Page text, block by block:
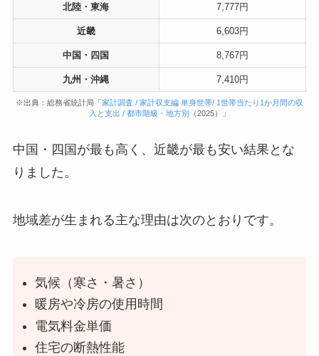
北陸・東海 7,777円
近畿 6,603円
中国・四国 8,767円
九州・沖縄 7,410円
※出典：総務省統計局「家計調査 / 家計収支編 単身世帯/ 1世帯当たり1か月間の収
入と支出 / 都市階級・地方別 （2025）」
中国・四国が最も高く、近畿が最も安い結果とな
りました。
地域差が生まれる主な理由は次のとおりです。
気候（寒さ・暑さ）
暖房や冷房の使用時間
電気料金単価
住宅の断熱性能